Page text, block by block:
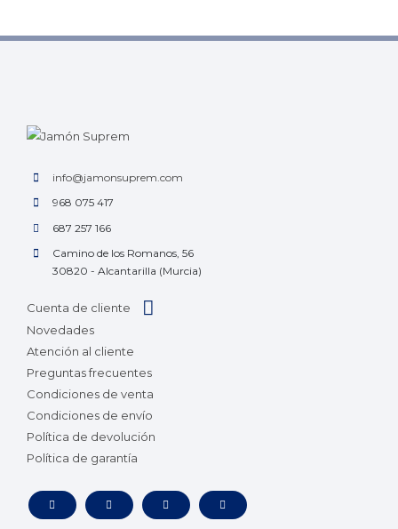
info@jamonsuprem.com
968 075 417
687 257 166
Camino de los Romanos, 56
30820 - Alcantarilla (Murcia)
Cuenta de cliente
Novedades
Atención al cliente
Preguntas frecuentes
Condiciones de venta
Condiciones de envío
Política de devolución
Política de garantía